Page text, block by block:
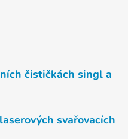
čističkách singl a
svařovacích